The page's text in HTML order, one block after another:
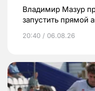
Владимир Мазур
запустить прямой
20:40 / 06.08.26